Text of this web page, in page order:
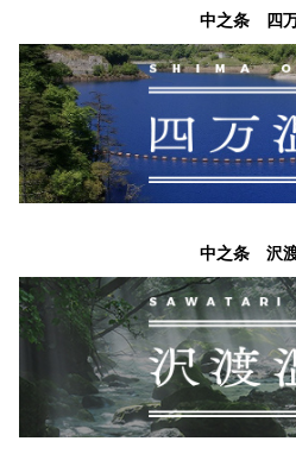
中之条 四
中之条 沢